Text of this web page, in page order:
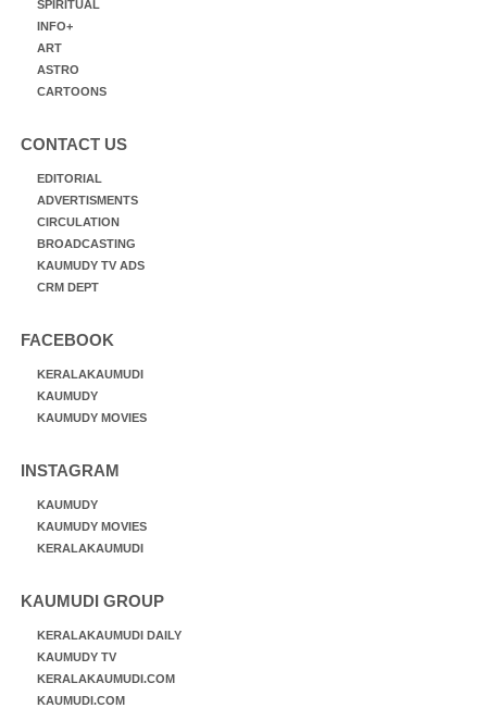
SPIRITUAL
INFO+
ART
ASTRO
CARTOONS
CONTACT US
EDITORIAL
ADVERTISMENTS
CIRCULATION
BROADCASTING
KAUMUDY TV ADS
CRM DEPT
FACEBOOK
KERALAKAUMUDI
KAUMUDY
KAUMUDY MOVIES
INSTAGRAM
KAUMUDY
KAUMUDY MOVIES
KERALAKAUMUDI
KAUMUDI GROUP
KERALAKAUMUDI DAILY
KAUMUDY TV
KERALAKAUMUDI.COM
KAUMUDI.COM